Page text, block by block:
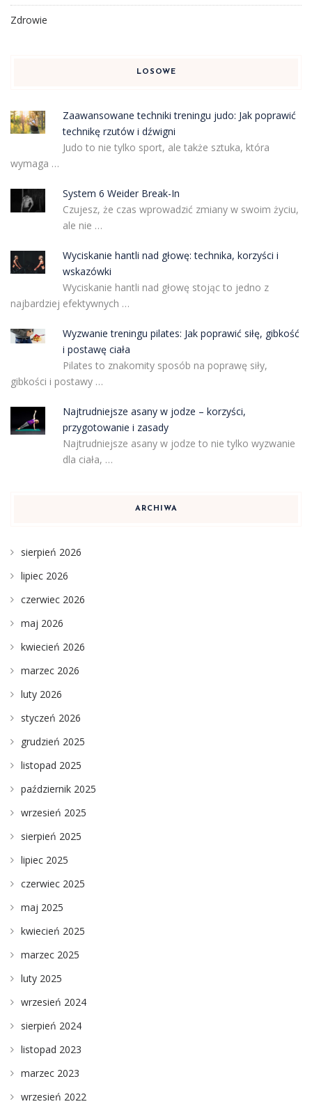
Zdrowie
LOSOWE
Zaawansowane techniki treningu judo: Jak poprawić
technikę rzutów i dźwigni
Judo to nie tylko sport, ale także sztuka, która
wymaga …
System 6 Weider Break-In
Czujesz, że czas wprowadzić zmiany w swoim życiu,
ale nie …
Wyciskanie hantli nad głowę: technika, korzyści i
wskazówki
Wyciskanie hantli nad głowę stojąc to jedno z
najbardziej efektywnych …
Wyzwanie treningu pilates: Jak poprawić siłę, gibkość
i postawę ciała
Pilates to znakomity sposób na poprawę siły,
gibkości i postawy …
Najtrudniejsze asany w jodze – korzyści,
przygotowanie i zasady
Najtrudniejsze asany w jodze to nie tylko wyzwanie
dla ciała, …
ARCHIWA
sierpień 2026
lipiec 2026
czerwiec 2026
maj 2026
kwiecień 2026
marzec 2026
luty 2026
styczeń 2026
grudzień 2025
listopad 2025
październik 2025
wrzesień 2025
sierpień 2025
lipiec 2025
czerwiec 2025
maj 2025
kwiecień 2025
marzec 2025
luty 2025
wrzesień 2024
sierpień 2024
listopad 2023
marzec 2023
wrzesień 2022